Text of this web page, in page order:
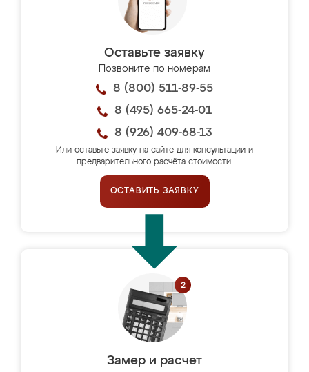
Оставьте заявку
Позвоните по номерам
8 (800) 511-89-55
8 (495) 665-24-01
8 (926) 409-68-13
Или оставьте заявку на сайте для консультации и
предварительного расчёта стоимости.
ОСТАВИТЬ ЗАЯВКУ
Замер и расчет